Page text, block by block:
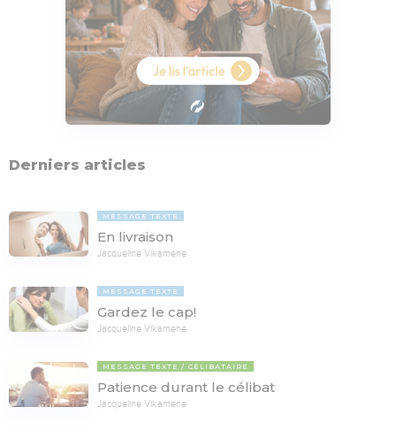
Derniers articles
MESSAGE TEXTE
En livraison
Jacqueline Vikamene
MESSAGE TEXTE
Gardez le cap!
Jacqueline Vikamene
MESSAGE TEXTE CÉLIBATAIRE
Patience durant le célibat
Jacqueline Vikamene